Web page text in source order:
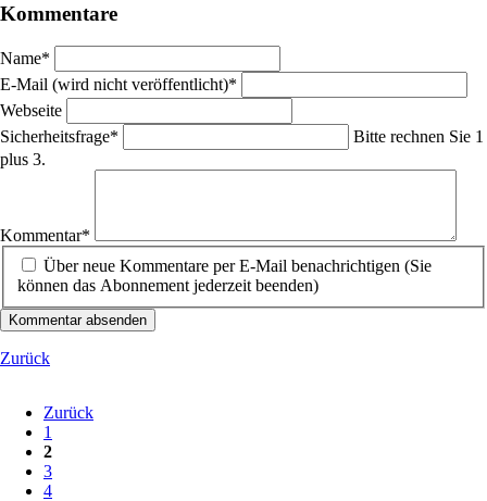
Kommentare
Pflichtfeld
Name*
Pflichtfeld
E-Mail (wird nicht veröffentlicht)*
Webseite
Pflichtfeld
Sicherheitsfrage*
Bitte rechnen Sie 1
plus 3.
Kommentar*
Über neue Kommentare per E-Mail benachrichtigen (Sie
können das Abonnement jederzeit beenden)
Kommentar absenden
Zurück
Zurück
1
2
3
4